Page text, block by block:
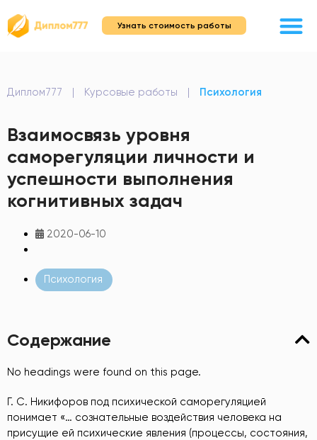
Узнать стоимость работы
Диплом777 | Курсовые работы | Психология
Взаимосвязь уровня
саморегуляции личности и
успешности выполнения
когнитивных задач
2020-06-10
Психология
Содержание
No headings were found on this page.
Г. С. Никифоров под психической саморегуляцией
понимает «… сознательные воздействия человека на
присущие ей психические явления (процессы, состояния,